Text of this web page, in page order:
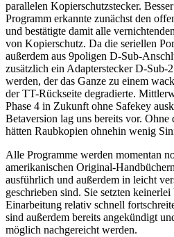
parallelen Kopierschutzstecker.
Programm erkannte zunächst den
und bestätigte damit alle
von Kopierschutz. Da die seriellen
außerdem aus 9poligen D-Sub-
zusätzlich ein Adapterstecker D-Sub-
werden, der das Ganze zu einem
der TT-Rückseite degradierte.
Phase 4 in Zukunft ohne Safekey
Betaversion lag uns bereits vor.
hätten Raubkopien ohnehin wenig
Alle Programme werden momentan
amerikanischen Original-
ausführlich und außerdem in leicht
geschrieben sind. Sie setzten
Einarbeitung relativ schnell
sind außerdem bereits angekündigt
möglich nachgereicht werden.